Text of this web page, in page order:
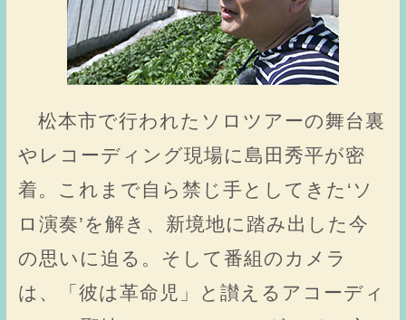
松本市で行われたソロツアーの舞台裏
やレコーディング現場に島田秀平が密
着。これまで自ら禁じ手としてきた‘ソ
ロ演奏’を解き、新境地に踏み出した今
の思いに迫る。そして番組のカメラ
は、「彼は革命児」と讃えるアコーディ